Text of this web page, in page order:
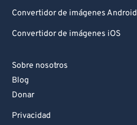
Convertidor de imágenes Android
Convertidor de imágenes iOS
Sobre nosotros
Blog
Donar
Privacidad